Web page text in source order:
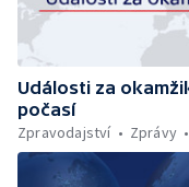
Události za
počasí
Zpravodajství
Zprávy